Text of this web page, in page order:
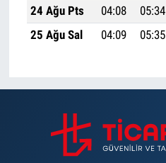
24 Ağu Pts
04:08 05:34
25 Ağu Sal
04:09 05:35